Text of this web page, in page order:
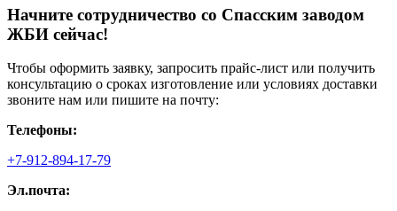
Начните сотрудничество со Cпасским заводом
ЖБИ сейчас!
Чтобы оформить заявку, запросить прайс-лист или получить
консультацию о сроках изготовление или условиях доставки
звоните нам или пишите на почту:
Телефоны:
+7-912-894-17-79
Эл.почта: